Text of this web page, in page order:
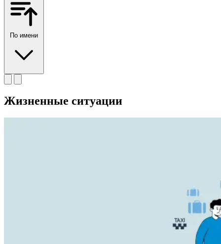
По имени
Жизненные ситуации